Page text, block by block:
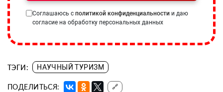
Соглашаюсь с политикой конфиденциальности и даю
согласие на обработку персональных данных
ТЭГИ: НАУЧНЫЙ ТУРИЗМ
ПОДЕЛИТЬСЯ: 🔗